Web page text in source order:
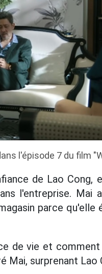
l'épisode 7 du film
de Lao Cong,
l'entreprise. Mai
parce qu'elle
de vie et
Mai, surprenant Lao